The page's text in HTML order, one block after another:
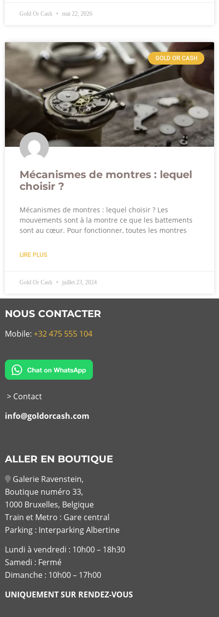
Gold Or Cash mai 22, 2026
GOLD OR CASH
Mécanismes de montres : lequel
choisir ?
Mécanismes de montres : lequel choisir ? Les
mouvements sont à la montre ce que les battements
sont au cœur. Pour fonctionner, toutes les montres
LIRE PLUS
Gold Or Cash juillet 23, 2024
NOUS CONTACTER
Mobile: +32 475 555 104
> Contact
info@goldorcash.com
ALLER EN BOUTIQUE
Galerie Ravenstein,
Boutique numéro 33,
1000 Bruxelles, Belgique
Train et Metro : Gare central
Parking : Interparking Albertine
Lundi à vendredi : 10h00 – 18h30
Samedi : Fermé
Dimanche : 10h00 – 17h00
UNIQUEMENT SUR RENDEZ-VOUS